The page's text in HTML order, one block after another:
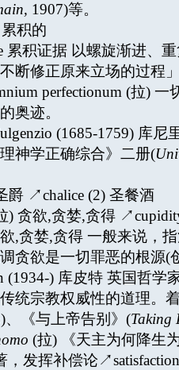
1907)等。
积的
累积证据 以螺旋渐进、
断修正原来立场的过程」
perfectionum (拉)
奥迹。
(1685-1759) 库
神学正确综合》二册(
爵 ↗chalice (2) 圣餐酒
) 贪欲,贪婪,贪得
,贪婪,贪得 一般来说，
贪欲是一切罪恶的根源(
(1934-) 库皮特 英国哲学
统宗教权威性的道理。
、《与上帝告别》(Taking
(拉) 《天主为何降生
，发挥补偿论